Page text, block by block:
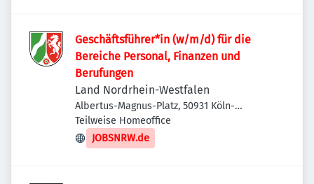
Geschäftsführer*in (w/m/d) für die
Bereiche Personal, Finanzen und
Berufungen
Land Nordrhein-Westfalen
Albertus-Magnus-Platz, 50931 Köln-
Lindenthal, Deutschland
Teilweise Homeoffice
JOBSNRW.de